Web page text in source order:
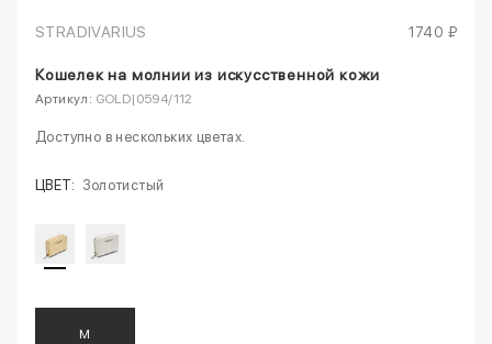
STRADIVARIUS 1740 ₽
Кошелек на молнии из искусственной кожи
Артикул: GOLD|0594/112
Доступно в нескольких цветах.
ЦВЕТ: Золотистый
M